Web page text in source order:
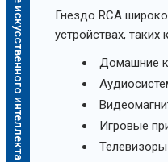
Описание искусственного интеллекта
Гнездо RCA
устройствах, таких
Домашние
Игровые
Телевизоры